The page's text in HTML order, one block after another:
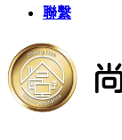
聯繫